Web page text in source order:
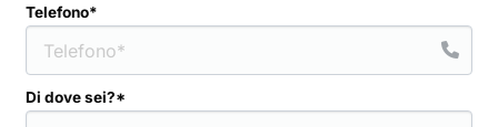
Telefono*
Di dove sei?*